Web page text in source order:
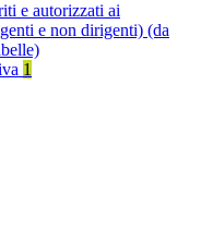
e autorizzati ai
e non dirigenti) (da
1